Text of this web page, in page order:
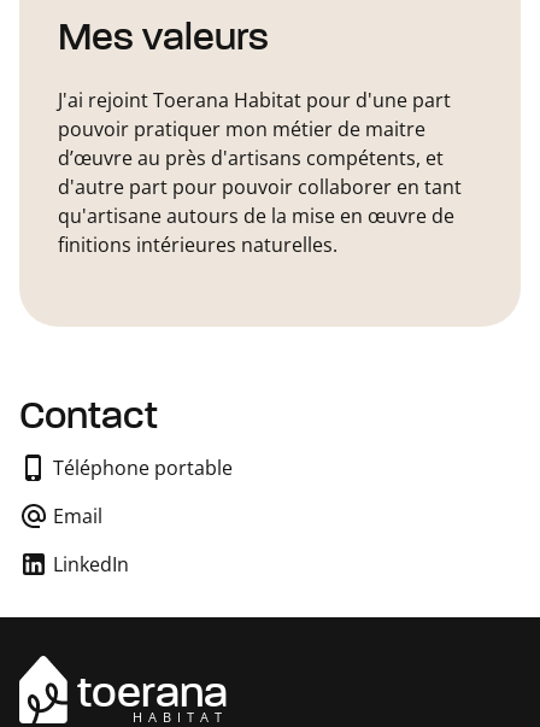
Mes valeurs
J'ai rejoint Toerana Habitat pour d'une part
pouvoir pratiquer mon métier de maitre
d’œuvre au près d'artisans compétents, et
d'autre part pour pouvoir collaborer en tant
qu'artisane autours de la mise en œuvre de
finitions intérieures naturelles.
Contact
Téléphone portable
Email
LinkedIn
toerana
HABITAT